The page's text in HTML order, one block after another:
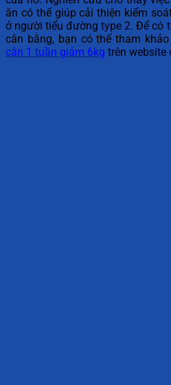
ăn có thể giúp cải thiện kiểm
ở người tiểu đường type 2. Để có
cân bằng, bạn có thể tham
cân 1 tuần giảm 6kg trên website